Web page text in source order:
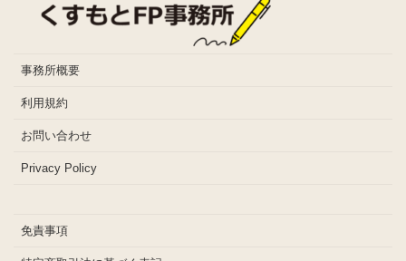
事務所概要
利用規約
お問い合わせ
Privacy Policy
免責事項